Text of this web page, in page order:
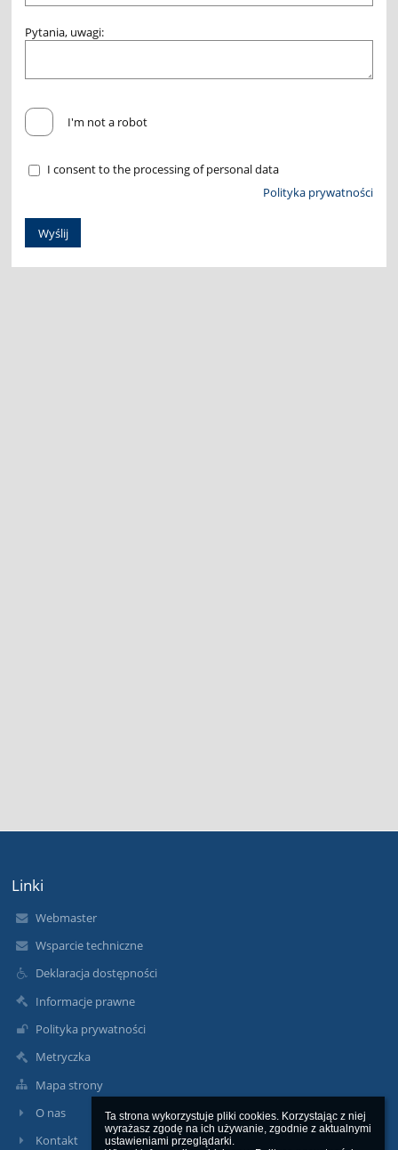
Ta strona wykorzystuje pliki cookies. Korzystając z niej
wyrażasz zgodę na ich używanie, zgodnie z aktualnymi
ustawieniami przeglądarki.
Pytania, uwagi:
I'm not a robot
I consent to the processing of personal data
Polityka prywatności
Linki
Webmaster
Wsparcie techniczne
Deklaracja dostępności
Informacje prawne
Polityka prywatności
Metryczka
Mapa strony
O nas
Kontakt